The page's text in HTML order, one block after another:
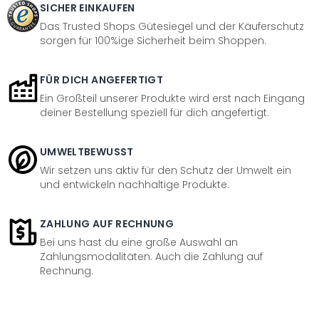
SICHER EINKAUFEN
Das Trusted Shops Gütesiegel und der Käuferschutz
sorgen für 100%ige Sicherheit beim Shoppen.
FÜR DICH ANGEFERTIGT
Ein Großteil unserer Produkte wird erst nach Eingang
deiner Bestellung speziell für dich angefertigt.
UMWELTBEWUSST
Wir setzen uns aktiv für den Schutz der Umwelt ein
und entwickeln nachhaltige Produkte.
ZAHLUNG AUF RECHNUNG
Bei uns hast du eine große Auswahl an
Zahlungsmodalitäten. Auch die Zahlung auf
Rechnung.